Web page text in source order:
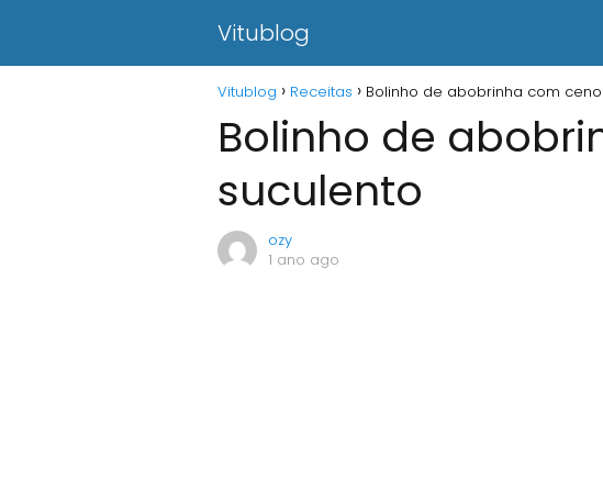
Vitublog
Vitublog Receitas Bolinho de abobrinha com
Bolinho de
suculento
ozy
1 ano ago